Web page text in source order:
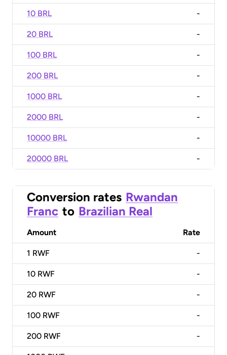
10 BRL -
20 BRL -
100 BRL -
200 BRL -
1000 BRL -
2000 BRL -
10000 BRL -
20000 BRL -
Conversion rates Rwandan
Franc to Brazilian Real
Amount Rate
1 RWF -
10 RWF -
20 RWF -
100 RWF -
200 RWF -